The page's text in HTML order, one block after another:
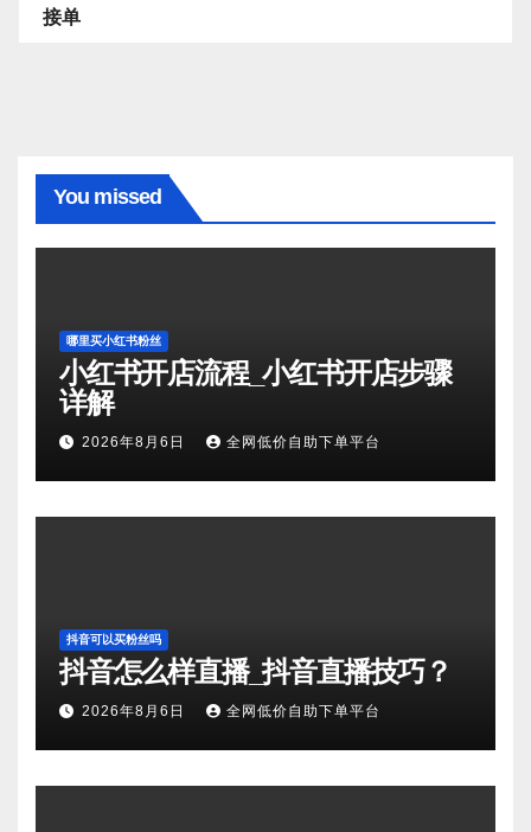
接单
You missed
哪里买小红书粉丝
小红书开店流程_小红书开店步骤
详解
2026年8月6日 全网低价自助下单平台
抖音可以买粉丝吗
抖音怎么样直播_抖音直播技巧？
2026年8月6日 全网低价自助下单平台